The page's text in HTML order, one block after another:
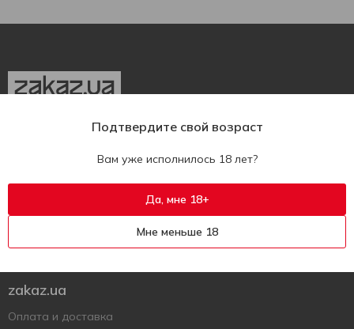
Eng
Поддержать ВСУ
zakaz.ua
Оплата и доставка
Подтвердите свой возраст
Вам уже исполнилось 18 лет?
Да, мне 18+
Мне меньше 18